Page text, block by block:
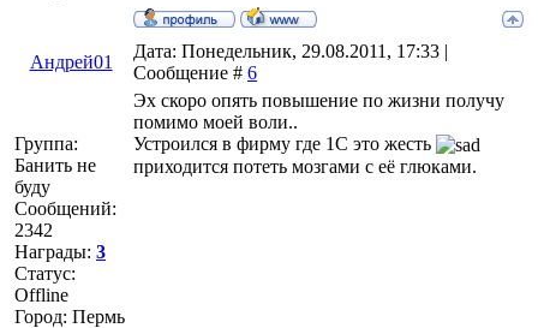
Андрей01
Дата: Понедельник, 29.08.2011, 17:33 |
Сообщение # 6
Группа:
Банить не
буду
Сообщений:
2342
Награды: 3
Статус:
Offline
Город: Пермь
Эх скоро опять повышение по жизни получу
помимо моей воли..
Устроился в фирму где 1С это жесть
приходится потеть мозгами с её глюками.